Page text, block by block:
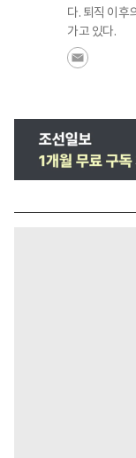
다. 퇴직 이후
가고 있다.